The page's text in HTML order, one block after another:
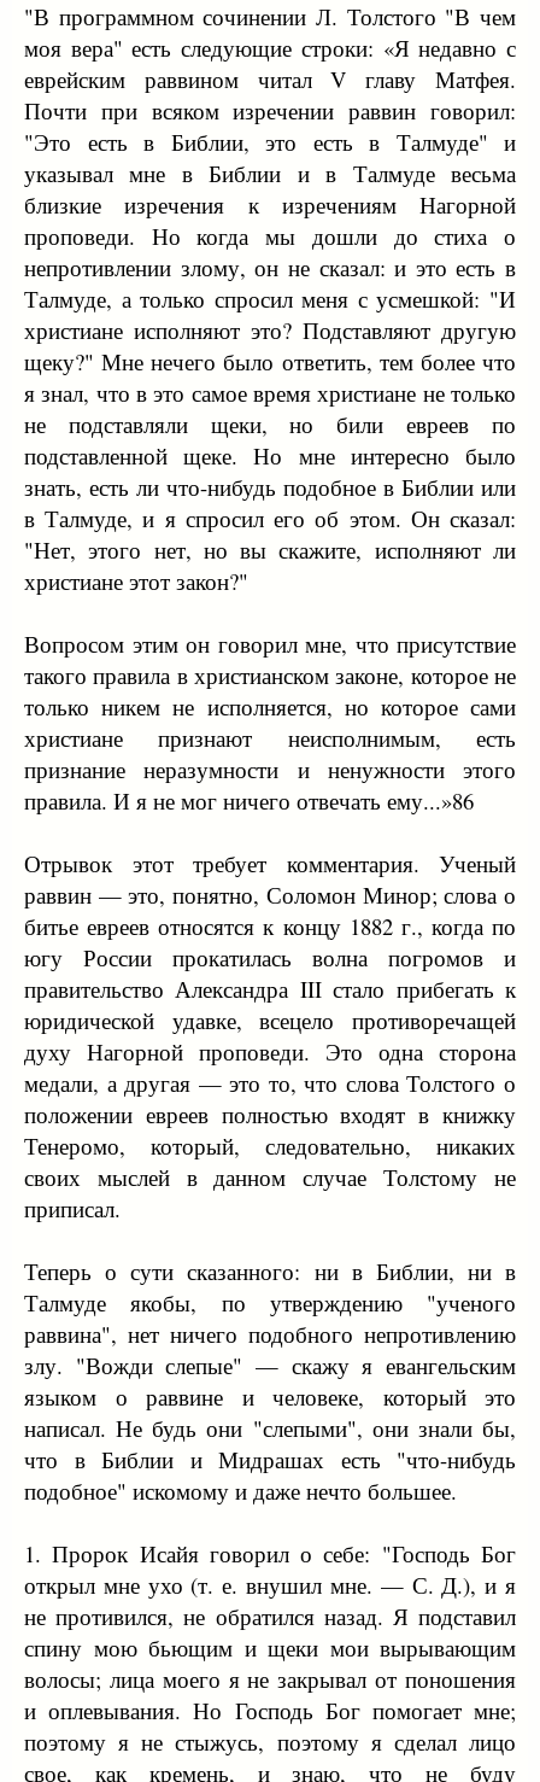
"В программном сочинении Л. Толстого "В чем
моя вера" есть следующие строки: «Я недавно с
еврейским раввином читал V главу Матфея.
Почти при всяком изречении раввин говорил:
"Это есть в Библии, это есть в Талмуде" и
указывал мне в Библии и в Талмуде весьма
близкие изречения к изречениям Нагорной
проповеди. Но когда мы дошли до стиха о
непротивлении злому, он не сказал: и это есть в
Талмуде, а только спросил меня с усмешкой: "И
христиане исполняют это? Подставляют другую
щеку?" Мне нечего было ответить, тем более что
я знал, что в это самое время христиане не только
не подставляли щеки, но били евреев по
подставленной щеке. Но мне интересно было
знать, есть ли что-нибудь подобное в Библии или
в Талмуде, и я спросил его об этом. Он сказал:
"Нет, этого нет, но вы скажите, исполняют ли
христиане этот закон?"
Вопросом этим он говорил мне, что присутствие
такого правила в христианском законе, которое не
только никем не исполняется, но которое сами
христиане признают неисполнимым, есть
признание неразумности и ненужности этого
правила. И я не мог ничего отвечать ему...»86
Отрывок этот требует комментария. Ученый
раввин — это, понятно, Соломон Минор; слова о
битье евреев относятся к концу 1882 г., когда по
югу России прокатилась волна погромов и
правительство Александра III стало прибегать к
юридической удавке, всецело противоречащей
духу Нагорной проповеди. Это одна сторона
медали, а другая — это то, что слова Толстого о
положении евреев полностью входят в книжку
Тенеромо, который, следовательно, никаких
своих мыслей в данном случае Толстому не
приписал.
Теперь о сути сказанного: ни в Библии, ни в
Талмуде якобы, по утверждению "ученого
раввина", нет ничего подобного непротивлению
злу. "Вожди слепые" — скажу я евангельским
языком о раввине и человеке, который это
написал. Не будь они "слепыми", они знали бы,
что в Библии и Мидрашах есть "что-нибудь
подобное" искомому и даже нечто большее.
1. Пророк Исайя говорил о себе: "Господь Бог
открыл мне ухо (т. е. внушил мне. — С. Д.), и я
не противился, не обратился назад. Я подставил
спину мою бьющим и щеки мои вырывающим
волосы; лица моего я не закрывал от поношения
и оплевывания. Но Господь Бог помогает мне;
поэтому я не стыжусь, поэтому я сделал лицо
свое, как кремень, и знаю, что не буду